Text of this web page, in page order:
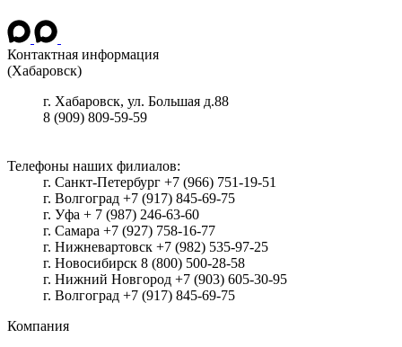
Контактная информация
(Хабаровск)
г. Хабаровск, ул. Большая д.88
8 (909) 809-59-59
Телефоны наших филиалов:
г. Санкт-Петербург +7 (966) 751-19-51
г. Волгоград +7 (917) 845-69-75
г. Уфа + 7 (987) 246-63-60
г. Самара +7 (927) 758-16-77
г. Нижневартовск +7 (982) 535-97-25
г. Новосибирск 8 (800) 500-28-58
г. Нижний Новгород +7 (903) 605-30-95
г. Волгоград +7 (917) 845-69-75
Компания